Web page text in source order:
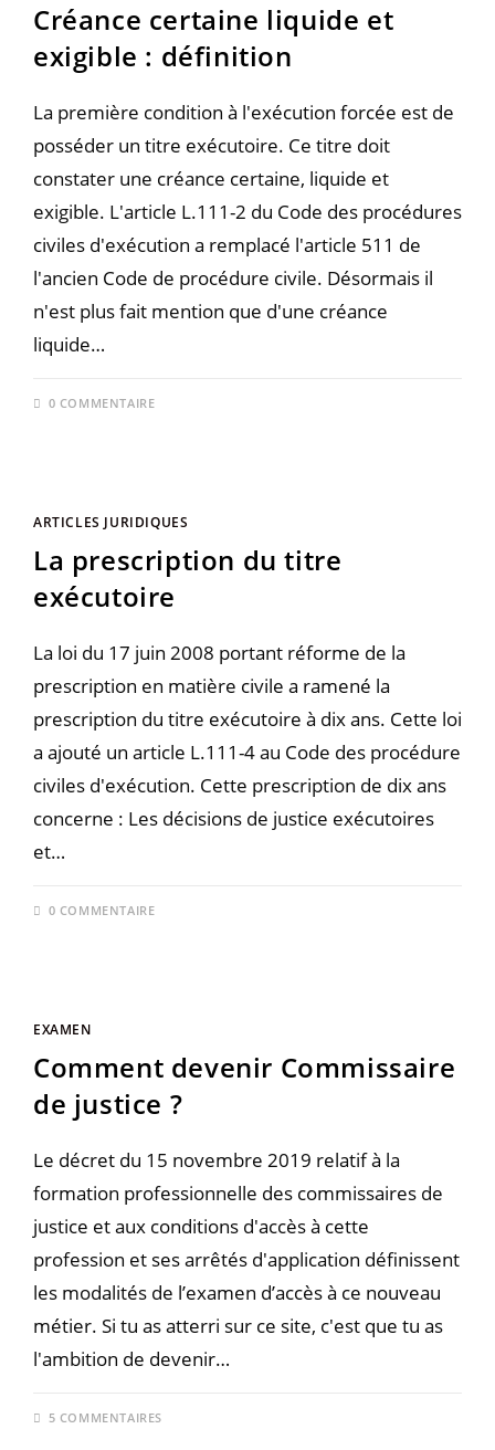
Créance certaine liquide et
exigible : définition
La première condition à l'exécution forcée est de
posséder un titre exécutoire. Ce titre doit
constater une créance certaine, liquide et
exigible. L'article L.111-2 du Code des procédures
civiles d'exécution a remplacé l'article 511 de
l'ancien Code de procédure civile. Désormais il
n'est plus fait mention que d'une créance
liquide…
0 COMMENTAIRE
ARTICLES JURIDIQUES
La prescription du titre
exécutoire
La loi du 17 juin 2008 portant réforme de la
prescription en matière civile a ramené la
prescription du titre exécutoire à dix ans. Cette loi
a ajouté un article L.111-4 au Code des procédure
civiles d'exécution. Cette prescription de dix ans
concerne : Les décisions de justice exécutoires
et…
0 COMMENTAIRE
EXAMEN
Comment devenir Commissaire
de justice ?
Le décret du 15 novembre 2019 relatif à la
formation professionnelle des commissaires de
justice et aux conditions d'accès à cette
profession et ses arrêtés d'application définissent
les modalités de l’examen d’accès à ce nouveau
métier. Si tu as atterri sur ce site, c'est que tu as
l'ambition de devenir…
5 COMMENTAIRES